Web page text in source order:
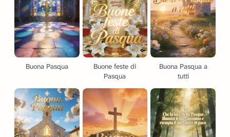
Buona Pasqua
Buone feste di
Pasqua
Buona Pasqua a
tutti